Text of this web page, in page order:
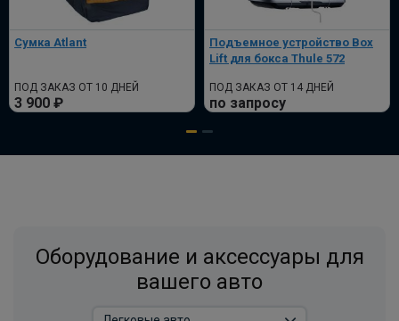
Сумка Atlant
ПОД ЗАКАЗ ОТ 10 ДНЕЙ
3 900 ₽
Подъемное устройство Box
Lift для бокса Thule 572
ПОД ЗАКАЗ ОТ 14 ДНЕЙ
по запросу
Оборудование и аксессуары для
вашего авто